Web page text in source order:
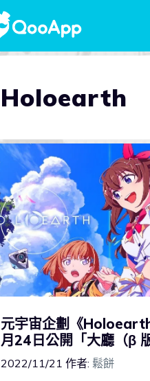
Holoearth
元宇宙企劃《
月24日公開「大廳（β
2022/11/21 作者: 鬆餅